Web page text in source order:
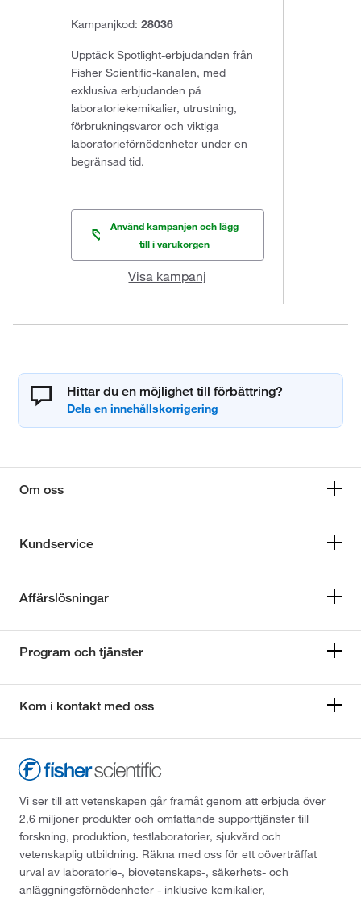
Kampanjkod: 28036
Upptäck Spotlight-erbjudanden från
Fisher Scientific-kanalen, med
exklusiva erbjudanden på
laboratoriekemikalier, utrustning,
förbrukningsvaror och viktiga
laboratorieförnödenheter under en
begränsad tid.
Använd kampanjen och lägg
till i varukorgen
Visa kampanj
Hittar du en möjlighet till förbättring?
Om oss
Kundservice
Affärslösningar
Program och tjänster
Kom i kontakt med oss
Vi ser till att vetenskapen går framåt genom att erbjuda över
2,6 miljoner produkter och omfattande supporttjänster till
forskning, produktion, testlaboratorier, sjukvård och
vetenskaplig utbildning. Räkna med oss för ett oöverträffat
urval av laboratorie-, biovetenskaps-, säkerhets- och
anläggningsförnödenheter - inklusive kemikalier,